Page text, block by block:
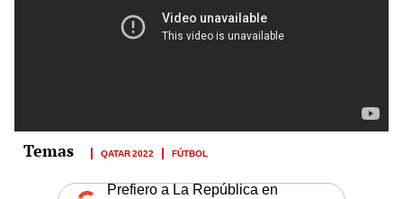
QATAR 2022 FÚTBOL
Prefiero a La República en